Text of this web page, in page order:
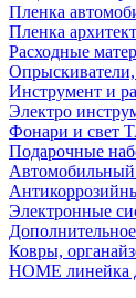
Пленка
Пленка
Расходные
Инструмент и
Электро
Фонари и свет
Подарочные
Электронные
Ковры,
HOME линейка